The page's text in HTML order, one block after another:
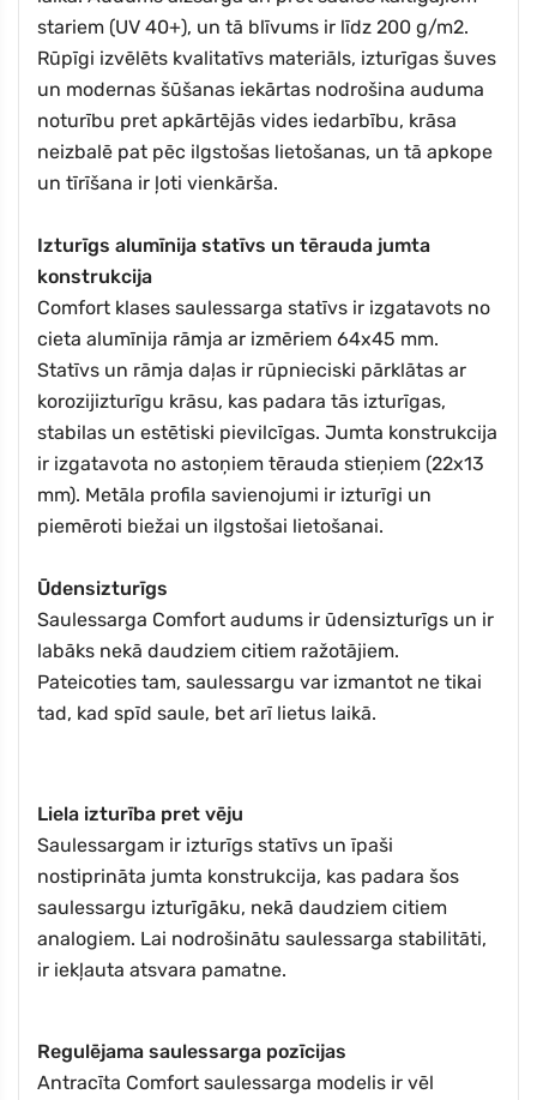
stariem (UV 40+), un tā blīvums ir līdz 200 g/m2.
Rūpīgi izvēlēts kvalitatīvs materiāls, izturīgas šuves
un modernas šūšanas iekārtas nodrošina auduma
noturību pret apkārtējās vides iedarbību, krāsa
neizbalē pat pēc ilgstošas lietošanas, un tā apkope
un tīrīšana ir ļoti vienkārša.
Izturīgs alumīnija statīvs un tērauda jumta
konstrukcija
Comfort klases saulessarga statīvs ir izgatavots no
cieta alumīnija rāmja ar izmēriem 64x45 mm.
Statīvs un rāmja daļas ir rūpnieciski pārklātas ar
korozijizturīgu krāsu, kas padara tās izturīgas,
stabilas un estētiski pievilcīgas. Jumta konstrukcija
ir izgatavota no astoņiem tērauda stieņiem (22x13
mm). Metāla profila savienojumi ir izturīgi un
piemēroti biežai un ilgstošai lietošanai.
Ūdensizturīgs
Saulessarga Comfort audums ir ūdensizturīgs un ir
labāks nekā daudziem citiem ražotājiem.
Pateicoties tam, saulessargu var izmantot ne tikai
tad, kad spīd saule, bet arī lietus laikā.
Liela izturība pret vēju
Saulessargam ir izturīgs statīvs un īpaši
nostiprināta jumta konstrukcija, kas padara šos
saulessargu izturīgāku, nekā daudziem citiem
analogiem. Lai nodrošinātu saulessarga stabilitāti,
ir iekļauta atsvara pamatne.
Regulējama saulessarga pozīcijas
Antracīta Comfort saulessarga modelis ir vēl